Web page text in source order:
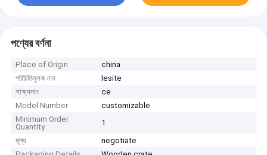
পণ্যের বর্ণনা
Place of Origin
china
পরিচিতিমুলক নাম
lesite
সাক্ষ্যদান
ce
Model Number
customizable
Minimum Order
Quantity
1
মূল্য
negotiate